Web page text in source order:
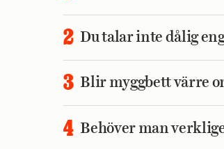
Du talar inte dålig
Blir myggbett värre
Behöver man